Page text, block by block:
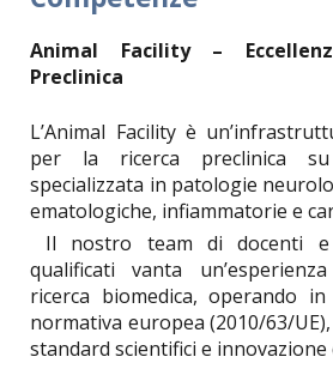
Animal Facility –
Preclinica
L’Animal Facility è
per la ricerca preclinica
specializzata in patologie
ematologiche, infiammatorie e
Il nostro team di docenti e
qualificati vanta
ricerca biomedica, operando
normativa europea (2010/63/
standard scientifici e innovazione